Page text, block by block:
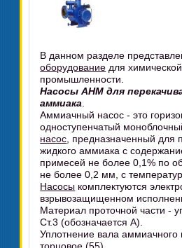
В данном разделе
оборудование для
промышленности.
Насосы АНМ для
аммиака
Аммиачный насос - это
одноступенчатый
насос , предназначенный для
жидкого аммиака с
примесей не более 0,1% по
не более 0,2 мм, с
Насосы комплектуются
взрывозащищенном
Материал проточной части -
Ст.3 (обозначается А).
Уплотнение вала аммиачного